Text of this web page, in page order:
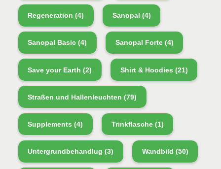
Regeneration (4) Sanopal (4)
Sanopal Basic (4) Sanopal Forte(4)
Save your Earth (2) Shirt & Hoodies (21)
Straßen und Hallenleuchten (79)
Supplements (4) Trinkflasche(1)
Untergrundbehandlug (3) Wandbild (50)